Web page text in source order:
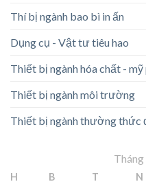
Thí bị ngành bao bì in ấn
Dụng cụ - Vật tư tiêu hao
Thiết bị ngành hóa chất - mỹ
Thiết bị ngành môi trường
Thiết bị ngành thường thức
H B T N